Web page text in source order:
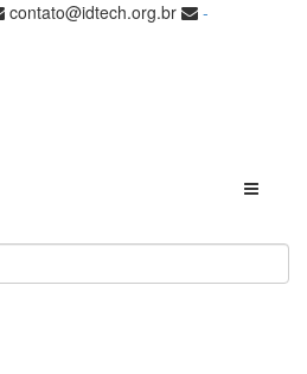
contato@idtech.org.br
-
Toggle